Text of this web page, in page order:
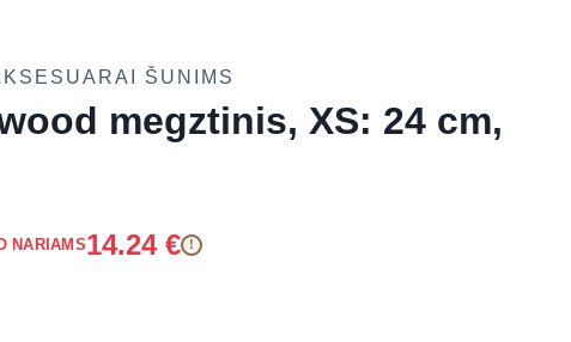
ŠUNIMS
megztinis, XS: 24 cm,
NARIAMS14.24 € !